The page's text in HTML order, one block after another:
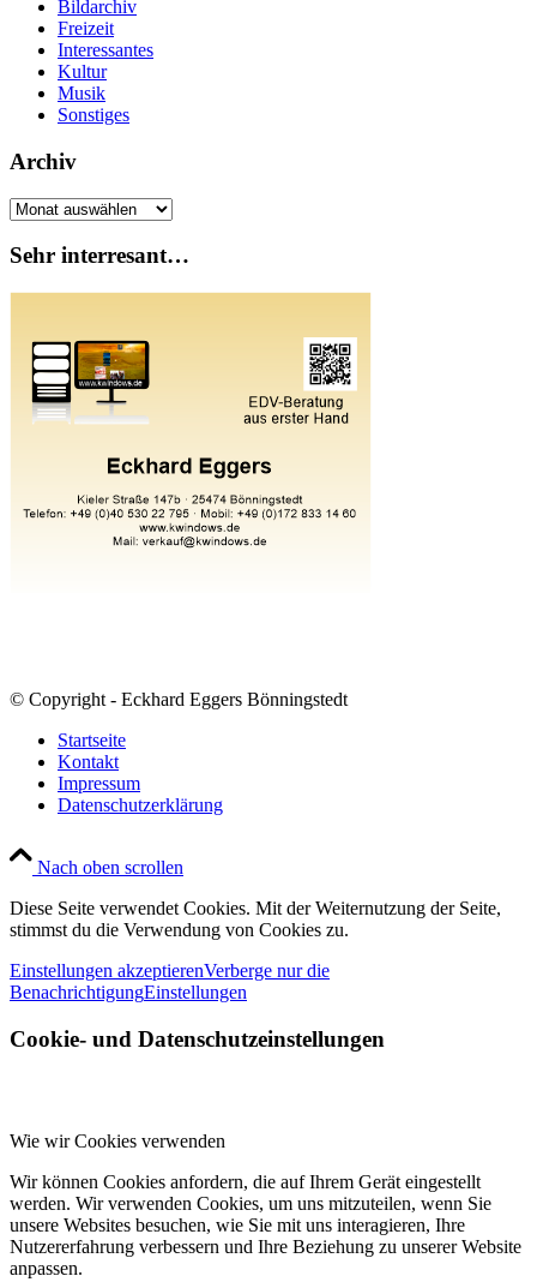
Bildarchiv
Freizeit
Interessantes
Kultur
Musik
Sonstiges
Archiv
Archiv
Sehr interresant…
© Copyright - Eckhard Eggers Bönningstedt
Startseite
Kontakt
Impressum
Datenschutzerklärung
Nach oben scrollen
Diese Seite verwendet Cookies. Mit der Weiternutzung der Seite,
stimmst du die Verwendung von Cookies zu.
Einstellungen akzeptierenVerberge nur die
BenachrichtigungEinstellungen
Cookie- und Datenschutzeinstellungen
Wie wir Cookies verwenden
Wir können Cookies anfordern, die auf Ihrem Gerät eingestellt
werden. Wir verwenden Cookies, um uns mitzuteilen, wenn Sie
unsere Websites besuchen, wie Sie mit uns interagieren, Ihre
Nutzererfahrung verbessern und Ihre Beziehung zu unserer Website
anpassen.